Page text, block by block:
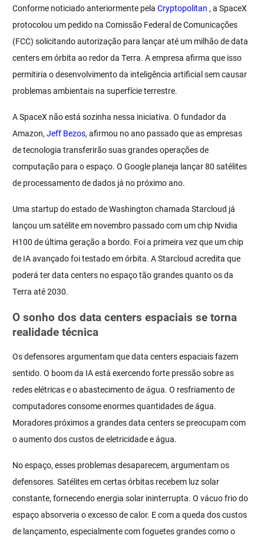
Conforme noticiado anteriormente pela Cryptopolitan , a SpaceX
protocolou um pedido na Comissão Federal de Comunicações
(FCC) solicitando autorização para lançar até um milhão de data
centers em órbita ao redor da Terra. A empresa afirma que isso
permitiria o desenvolvimento da inteligência artificial sem causar
problemas ambientais na superfície terrestre.
A SpaceX não está sozinha nessa iniciativa. O fundador da
Amazon, Jeff Bezos,afirmou no ano passado que as empresas
de tecnologia transferirão suas grandes operações de
computação para o espaço. O Google planeja lançar 80 satélites
de processamento de dados já no próximo ano.
Uma startup do estado de Washington chamada Starcloud já
lançou um satélite em novembro passado com um chip Nvidia
H100 de última geração a bordo. Foi a primeira vez que um chip
de IA avançado foi testado em órbita. A Starcloud acredita que
poderá ter data centers no espaço tão grandes quanto os da
Terra até 2030.
O sonho dos data centers espaciais se torna
realidade técnica
Os defensores argumentam que data centers espaciais fazem
sentido. O boom da IA está exercendo forte pressão sobre as
redes elétricas e o abastecimento de água. O resfriamento de
computadores consome enormes quantidades de água.
Moradores próximos a grandes data centers se preocupam com
o aumento dos custos de eletricidade e água.
No espaço, esses problemas desaparecem, argumentam os
defensores. Satélites em certas órbitas recebem luz solar
constante, fornecendo energia solar ininterrupta. O vácuo frio do
espaço absorveria o excesso de calor. E com a queda dos custos
de lançamento, especialmente com foguetes grandes como o